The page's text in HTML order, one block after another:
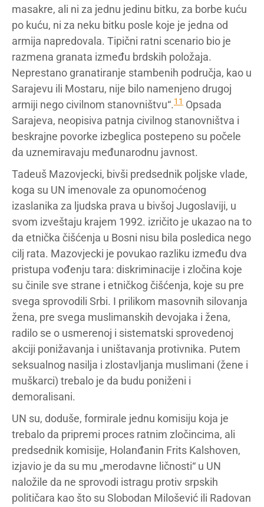
masakre, ali ni za jednu jedinu bitku, za borbe kuću
po kuću, ni za neku bitku posle koje je jedna od
armija napredovala. Tipični ratni scenario bio je
razmena granata između brdskih položaja.
Neprestano granatiranje stambenih područja, kao u
Sarajevu ili Mostaru, nije bilo namenjeno drugoj
armiji nego civilnom stanovništvu“.11 Opsada
Sarajeva, neopisiva patnja civilnog stanovništva i
beskrajne povorke izbeglica postepeno su počele
da uznemiravaju međunarodnu javnost.
Tadeuš Mazovjecki, bivši predsednik poljske vlade,
koga su UN imenovale za opunomoćenog
izaslanika za ljudska prava u bivšoj Jugoslaviji, u
svom izveštaju krajem 1992. izričito je ukazao na to
da etnička čišćenja u Bosni nisu bila posledica nego
cilj rata. Mazovjecki je povukao razliku između dva
pristupa vođenju tara: diskriminacije i zločina koje
su činile sve strane i etničkog čišćenja, koje su pre
svega sprovodili Srbi. I prilikom masovnih silovanja
žena, pre svega muslimanskih devojaka i žena,
radilo se o usmerenoj i sistematski sprovedenoj
akciji ponižavanja i uništavanja protivnika. Putem
seksualnog nasilja i zlostavljanja muslimani (žene i
muškarci) trebalo je da budu poniženi i
demoralisani.
UN su, doduše, formirale jednu komisiju koja je
trebalo da pripremi proces ratnim zločincima, ali
predsednik komisije, Holanđanin Frits Kalshoven,
izjavio je da su mu „merodavne ličnosti“ u UN
naložile da ne sprovodi istragu protiv srpskih
političara kao što su Slobodan Milošević ili Radovan